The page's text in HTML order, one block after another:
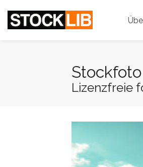
Stockfoto
Lizenzfreie